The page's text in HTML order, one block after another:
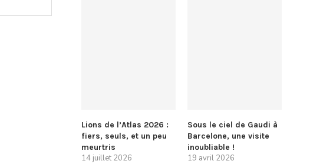
Lions de l’Atlas 2026 :
fiers, seuls, et un peu
meurtris
14 juillet 2026
Sous le ciel de Gaudi à
Barcelone, une visite
inoubliable !
19 avril 2026